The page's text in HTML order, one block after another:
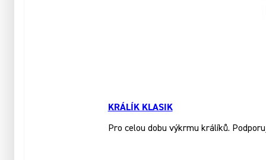
KRÁLÍK KLASIK
Pro celou dobu výkrmu králíků.